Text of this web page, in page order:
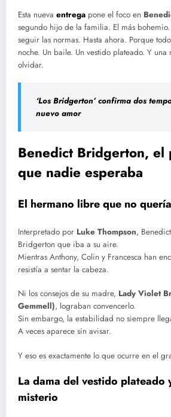
Esta nueva entrega pone el foco en
segundo hijo de la familia. El más bohemio.
seguir las normas. Hasta ahora. Porque
noche. Un baile. Un vestido plateado. Y
olvidar.
‘Los Bridgerton’ confirma dos
nuevo amor
Benedict Bridgerton, el
que nadie esperaba
El hermano libre que no
Interpretado por Luke Thompson,
Bridgerton que iba a su aire.
Mientras Anthony, Colin y Francesca han
resistía a sentar la cabeza.
Ni los consejos de su madre, Lady Violet
Gemmell), lograban convencerlo.
Sin embargo, la estabilidad no siempre
A veces aparece sin avisar.
Y eso es exactamente lo que ocurre en el
La dama del vestido plateado
misterio